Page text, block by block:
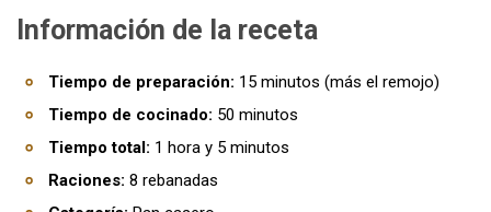
Información de la receta
Tiempo de preparación: 15 minutos (más el remojo)
Tiempo de cocinado: 50 minutos
Tiempo total: 1 hora y 5 minutos
Raciones: 8 rebanadas